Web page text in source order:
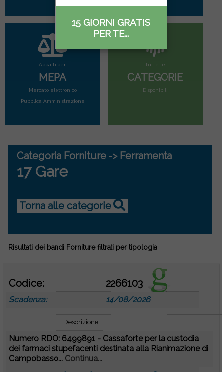
15 GIORNI GRATIS
PER TE...
Appalti per:
MEPA
Mercato elettronico
Pubblica Amministrazione
Tutte le:
CATEGORIE
Disponibili
Categoria Forniture -> Ferramenta
17 Gare
Torna alle categorie
Risultati dei bandi Forniture filtrati per tipologia
Codice: 2266103
Scadenza: 14/08/2026
Descrizione:
Numero RDO: 6499891 - Cassaforte per la custodia
dei farmaci stupefacenti destinata alla Rianimazione di
Campobasso... Continua...